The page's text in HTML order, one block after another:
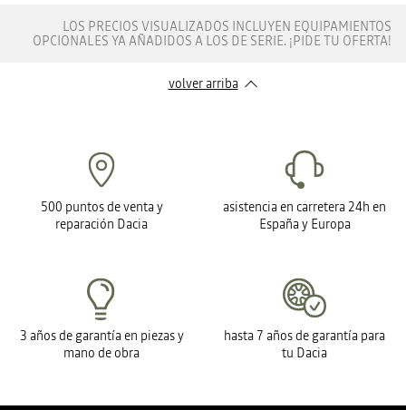
LOS PRECIOS VISUALIZADOS INCLUYEN EQUIPAMIENTOS
OPCIONALES YA AÑADIDOS A LOS DE SERIE. ¡PIDE TU OFERTA!
volver arriba
500 puntos de venta y
reparación Dacia
asistencia en carretera 24h en
España y Europa
3 años de garantía en piezas y
mano de obra
hasta 7 años de garantía para
tu Dacia